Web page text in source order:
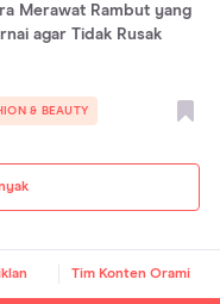
Merawat Rambut yang
agar Tidak Rusak
& BEAUTY
Tim Konten Orami